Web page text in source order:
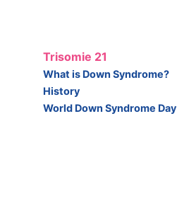
Trisomie 21
What is Down Syndrome?
History
World Down Syndrome Day